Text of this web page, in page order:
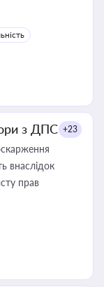
з ДПС +23
внаслідок
прав